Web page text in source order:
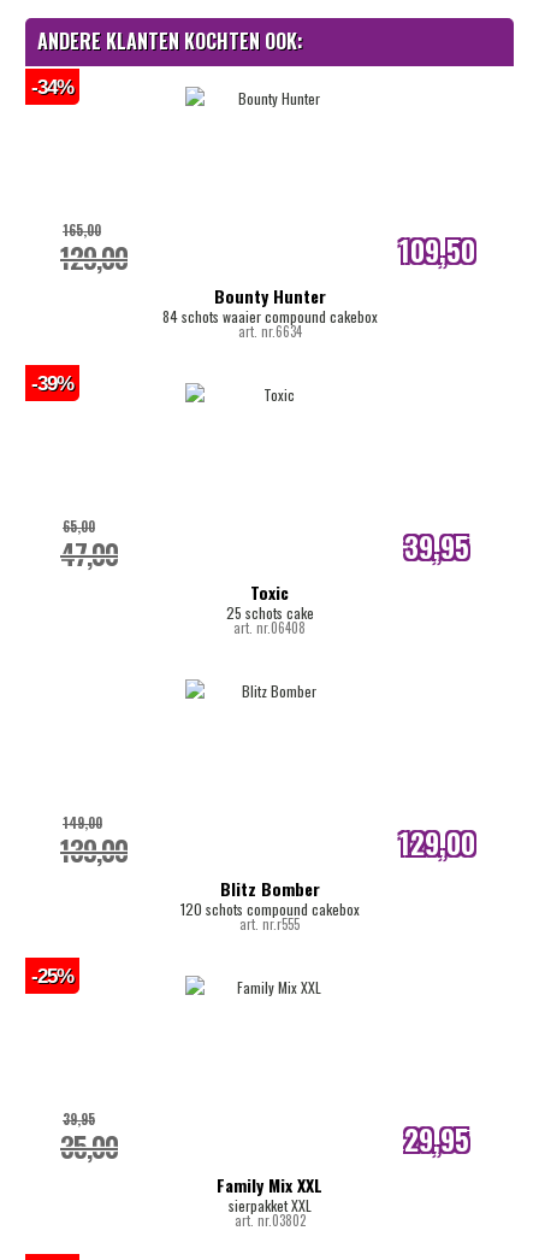
ANDERE KLANTEN KOCHTEN OOK:
Bounty Hunter
84 schots waaier compound cakebox
art. nr.6634
129,00
165,00 109,50
internetprijs
-34%
Toxic
25 schots cake
art. nr.06408
47,00
65,00 39,95
internetprijs
-39%
Blitz Bomber
120 schots compound cakebox
art. nr.r555
139,00
149,00 129,00
internetprijs
Family Mix XXL
sierpakket XXL
art. nr.03802
35,00
39,95 29,95
internetprijs
-25%